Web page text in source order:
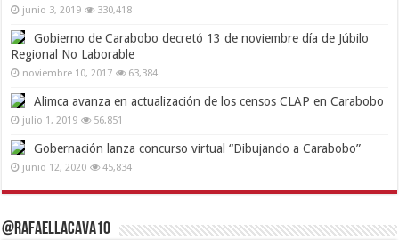
junio 3, 2019 330,418
Gobierno de Carabobo decretó 13 de noviembre día de Júbilo
Regional No Laborable
noviembre 10, 2017 63,384
Alimca avanza en actualización de los censos CLAP en Carabobo
julio 1, 2019 56,851
Gobernación lanza concurso virtual “Dibujando a Carabobo”
junio 12, 2020 45,834
@RafaelLacava10